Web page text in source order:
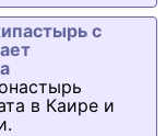
с
в Каире и